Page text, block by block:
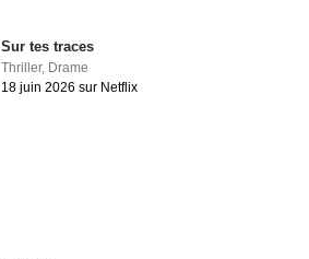
Sur tes traces
Thriller, Drame
18 juin 2026 sur Netflix